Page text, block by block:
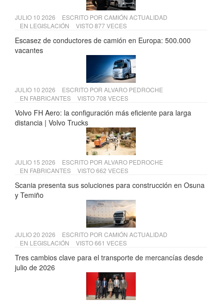
JULIO 10 2026 ESCRITO POR CAMIÓN ACTUALIDAD
EN LEGISLACIÓN VISTO 877 VECES
Escasez de conductores de camión en Europa: 500.000
vacantes
JULIO 10 2026 ESCRITO POR ALVARO PEDROCHE
EN FABRICANTES VISTO 708 VECES
Volvo FH Aero: la configuración más eficiente para larga
distancia | Volvo Trucks
JULIO 15 2026 ESCRITO POR ALVARO PEDROCHE
EN FABRICANTES VISTO 662 VECES
Scania presenta sus soluciones para construcción en Osuna
y Temiño
JULIO 20 2026 ESCRITO POR CAMIÓN ACTUALIDAD
EN LEGISLACIÓN VISTO 661 VECES
Tres cambios clave para el transporte de mercancías desde
julio de 2026